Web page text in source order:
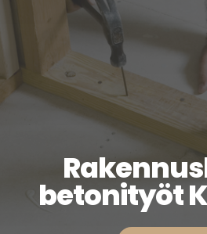
betonityöt